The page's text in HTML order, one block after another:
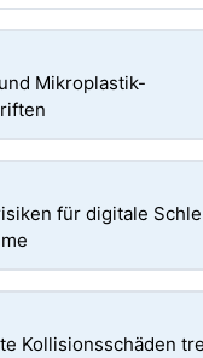
Mikroplastik-
für digitale
Kollisionsschäden